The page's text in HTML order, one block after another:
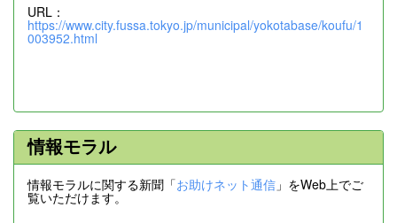
URL：
https://www.city.fussa.tokyo.jp/municipal/yokotabase/koufu/1
003952.html
情報モラル
情報モラルに関する新聞「お助けネット通信 」をWeb上でご
覧いただけます。